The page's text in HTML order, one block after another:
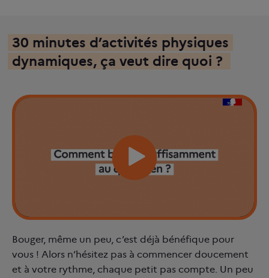
30 minutes d’activités physiques
dynamiques, ça veut dire quoi ?
Bouger, même un peu, c’est déjà bénéfique pour
vous ! Alors n’hésitez pas à commencer doucement
et à votre rythme, chaque petit pas compte. Un peu